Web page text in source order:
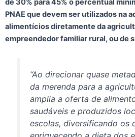
de 30% para 45% o percentual
PNAE que devem ser utilizados na
alimentícios diretamente da
empreendedor familiar rural, ou de
“Ao direcionar quase
da merenda para a
amplia a oferta de
saudáveis e produzidos
escolas, diversificando os